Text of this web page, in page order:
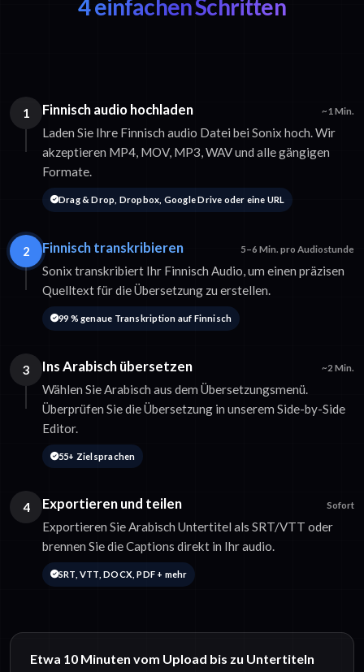
4 einfachen Schritten
1 Finnisch audio hochladen ~1 Min.
Laden Sie Ihre Finnisch audio Datei bei Sonix hoch. Wir
akzeptieren MP4, MOV, MP3, WAV und alle gängigen
Formate.
Drag & Drop, Dropbox, Google Drive oder eine URL
2 Finnisch transkribieren 5–6 Min. pro Audiostunde
Sonix transkribiert Ihr Finnisch Audio, um einen präzisen
Quelltext für die Übersetzung zu erstellen.
99 % genaue Transkription auf Finnisch
3 Ins Arabisch übersetzen ~2 Min.
Wählen Sie Arabisch aus dem Übersetzungsmenü.
Überprüfen Sie die Übersetzung in unserem Side-by-Side
Editor.
55+ Zielsprachen
4 Exportieren und teilen Sofort
Exportieren Sie Arabisch Untertitel als SRT/VTT oder
brennen Sie die Captions direkt in Ihr audio.
SRT, VTT, DOCX, PDF + mehr
Etwa 10 Minuten vom Upload bis zu Untertiteln